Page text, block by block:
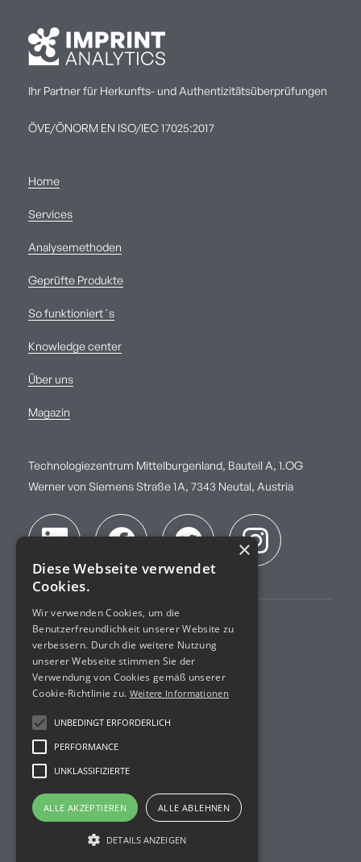
Ihr Partner für Herkunfts- und Authentizitätsüberprüfungen
ÖVE/ÖNORM EN ISO/IEC 17025:2017
Home
Services
Analysemethoden
Geprüfte Produkte
So funktioniert´s
Knowledge center
Über uns
Magazin
Technologiezentrum Mittelburgenland, Bauteil A, 1.OG
Werner von Siemens Straße 1A, 7343 Neutal, Austria
Impressum
AGB
Akkreditierung
R&D Projekte
Website und Design von
×
Diese Webseite verwendet
Cookies.
Wir verwenden Cookies, um die
Benutzerfreundlichkeit unserer Website zu
verbessern. Durch die weitere Nutzung
unserer Webseite stimmen Sie der
Verwendung von Cookies gemäß unserer
Cookie-Richtlinie zu. Weitere Informationen
UNBEDINGT ERFORDERLICH
PERFORMANCE
UNKLASSIFIZIERTE
ALLE AKZEPTIEREN ALLE ABLEHNEN
DETAILS ANZEIGEN